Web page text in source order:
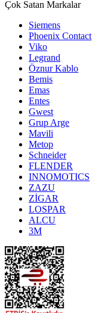
Çok Satan Markalar
Siemens
Phoenix Contact
Viko
Legrand
Öznur Kablo
Bemis
Emas
Entes
Gwest
Grup Arge
Mavili
Metop
Schneider
FLENDER
INNOMOTICS
ZAZU
ZİGAR
LOSPAR
ALCU
3M